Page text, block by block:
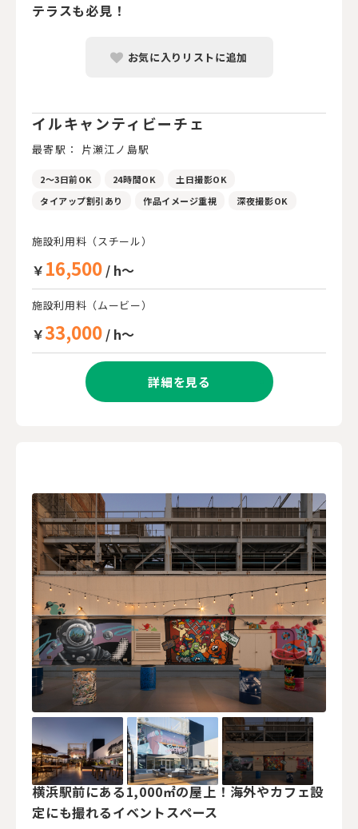
テラスも必見！
お気に入りリストに追加
イルキャンティビーチェ
最寄駅： 片瀬江ノ島駅
2～3日前OK 24時間OK
土日撮影OK
タイアップ割引あり
作品イメージ重視 深夜撮影OK
施設利用料（スチール）
￥ 16,500 / h～
施設利用料（ムービー）
￥33,000 / h～
詳細を見る
横浜駅前にある1,000㎡の屋上！海外やカフェ設
定にも撮れるイベントスペース